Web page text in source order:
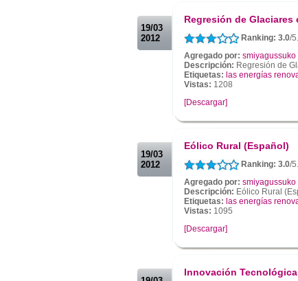
19/03
2012
Regresión de Glaciares
Ranking: 3.0/
Agregado por: smiyagussuko
Descripción: Regresión de
Etiquetas: las energías
Vistas: 1208
[Descargar]
19/03
2012
Eólico Rural (Español)
Ranking: 3.0/
Agregado por: smiyagussuko
Descripción: Eólico Rural
Etiquetas: las energías
Vistas: 1095
[Descargar]
Innovación